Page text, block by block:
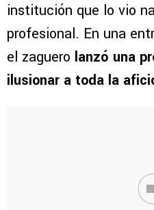
institución que lo vio
profesional. En una
el zaguero lanzó una
ilusionar a toda la